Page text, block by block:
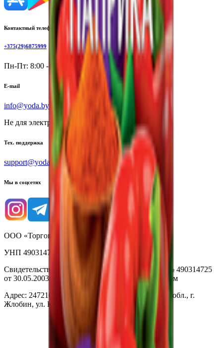
Контактный телефон
+375(29)6875999
Пн-Пт: 8:00 - 17:00
E-mail
info@yoda.by
Не для электронных обращений
Тех. поддержка
support@yoda.by
Мы в соцсетях
ООО «Торговая сеть «Продмир»
УНП 490314725
Свидетельство о государственной регистрации № 490314725
от 30.05.2003г выдано Гомельским облисполкомом
Адрес: 247210, Республика Беларусь, Гомельская обл., г.
Жлобин, ул. Козлова 2-А